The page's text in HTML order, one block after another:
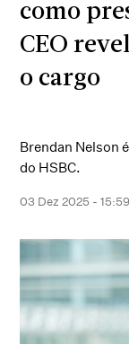
como
CEO
o cargo
Brendan Nelson
do HSBC.
03 Dez 2025 - 15:59